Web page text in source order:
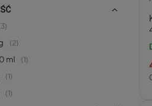
3
2
ml 1
1
1